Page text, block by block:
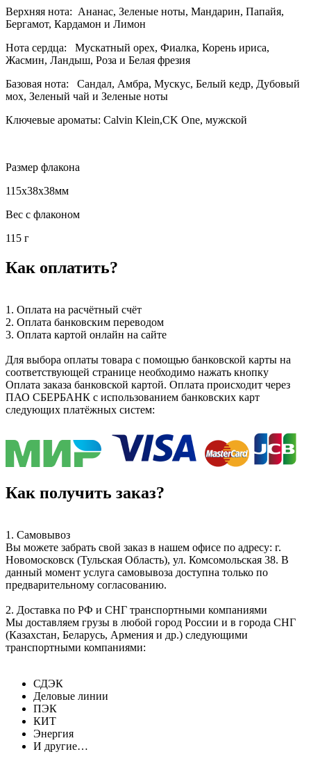
Верхняя нота: Ананас, Зеленые ноты, Мандарин, Папайя,
Бергамот, Кардамон и Лимон
Нота сердца: Мускатный орех, Фиалка, Корень ириса,
Жасмин, Ландыш, Роза и Белая фрезия
Базовая нота: Сандал, Амбра, Мускус, Белый кедр, Дубовый
мох, Зеленый чай и Зеленые ноты
Ключевые ароматы: Calvin Klein,CK One, мужской
Размер флакона
115x38x38мм
Вес с флаконом
115 г
Как оплатить?
1. Оплата на расчётный счёт
2. Оплата банковским переводом
3. Оплата картой онлайн на сайте
Для выбора оплаты товара с помощью банковской карты на
соответствующей странице необходимо нажать кнопку
Оплата заказа банковской картой. Оплата происходит через
ПАО СБЕРБАНК с использованием банковских карт
следующих платёжных систем:
Как получить заказ?
1. Самовывоз
Вы можете забрать свой заказ в нашем офисе по адресу: г.
Новомосковск (Тульская Область), ул. Комсомольская 38. В
данный момент услуга самовывоза доступна только по
предварительному согласованию.
2. Доставка по РФ и СНГ транспортными компаниями
Мы доставляем грузы в любой город России и в города СНГ
(Казахстан, Беларусь, Армения и др.) следующими
транспортными компаниями:
СДЭК
Деловые линии
ПЭК
КИТ
Энергия
И другие…